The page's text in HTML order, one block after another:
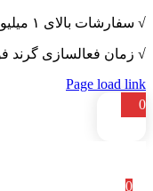
√ سفارشات بالای ۱ میلیون تومان نیاز به احراز هویت خریدار دارد.
√ زمان فعالسازی گرند فورس
Page load link
0
0